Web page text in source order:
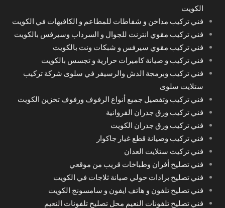
الكويت
فني تركيب مداخن و شفاطات للمطاعم و الكافيهات في الكويت
فني تركيب مقوي انترنت للجوال و السرداب وسيرفس بالكويت
فني تركيب مقوي سيرفس و شبكات ونت بالكويت
فني تركيب و صيانة كاميرات حرارية و تجسس بالكويت
فني تركيب وبرمجة الدش والرسيفر في سلوى شركة تركيب
ستلايت سلوى
فني تركيب وتفصيل جميع أنواع الرفوف ورفوف تخزين الكويت
فني تركيب ورق جدران الفروانية
فني تركيب ورق جدران الكويت
فني تركيب وصيانة قطع غيار جاكوار
فني تركيت ستلايت العدان
فني تصليح أفران وطباخات قريب من موقعي
فني تصليح برادات حولي صيانة ثلاجات في الكويت
فني تصليح تلفون و هاتف ايفون و سامسونج الكويت
فني تصليح تلفونات النعيم محل تصليح تلفونات النعيم